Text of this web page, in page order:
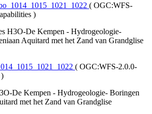
( OGC:WFS-
)
H3O-De Kempen - Hydrogeologie-
Aquitard met het Zand van Grandglise
( OGC:WFS-2.0.0-
)
De Kempen - Hydrogeologie- Boringen
met het Zand van Grandglise